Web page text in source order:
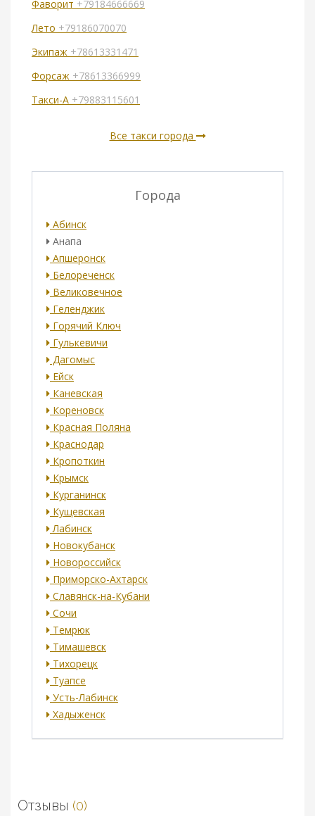
Фаворит +79184666669
Лето +79186070070
Экипаж +78613331471
Форсаж +78613366999
Такси-А +79883115601
Все такси города
Города
Абинск
Анапа
Апшеронск
Белореченск
Великовечное
Геленджик
Горячий Ключ
Гулькевичи
Дагомыс
Ейск
Каневская
Кореновск
Красная Поляна
Краснодар
Кропоткин
Крымск
Курганинск
Кущевская
Лабинск
Новокубанск
Новороссийск
Приморско-Ахтарск
Славянск-на-Кубани
Сочи
Темрюк
Тимашевск
Тихорецк
Туапсе
Усть-Лабинск
Хадыженск
Отзывы (0)